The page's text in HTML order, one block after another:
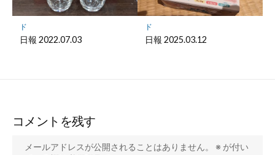
ド
日報 2022.07.03
ド
日報 2025.03.12
コメントを残す
メールアドレスが公開されることはありません。 ※ が付い